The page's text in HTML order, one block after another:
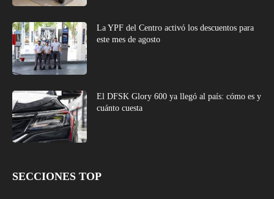
La YPF del Centro activó los descuentos para
este mes de agosto
El DFSK Glory 600 ya llegó al país: cómo es y
cuánto cuesta
SECCIONES TOP